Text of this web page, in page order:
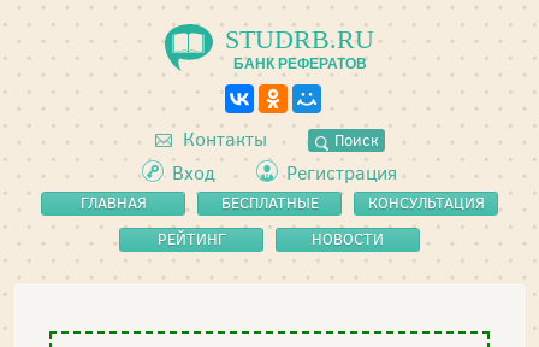
STUDRB.RU
БАНК РЕФЕРАТОВ
Контакты Поиск
Вход Регистрация
ГЛАВНАЯ
БЕСПЛАТНЫЕ
РЕФЕРАТЫ
КОНСУЛЬТАЦИЯ
РЕЙТИНГ
НОВОСТИ